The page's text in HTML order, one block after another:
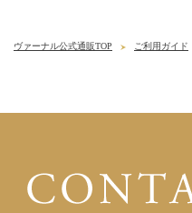
ヴァーナル公式通販TOP ご利用ガイド